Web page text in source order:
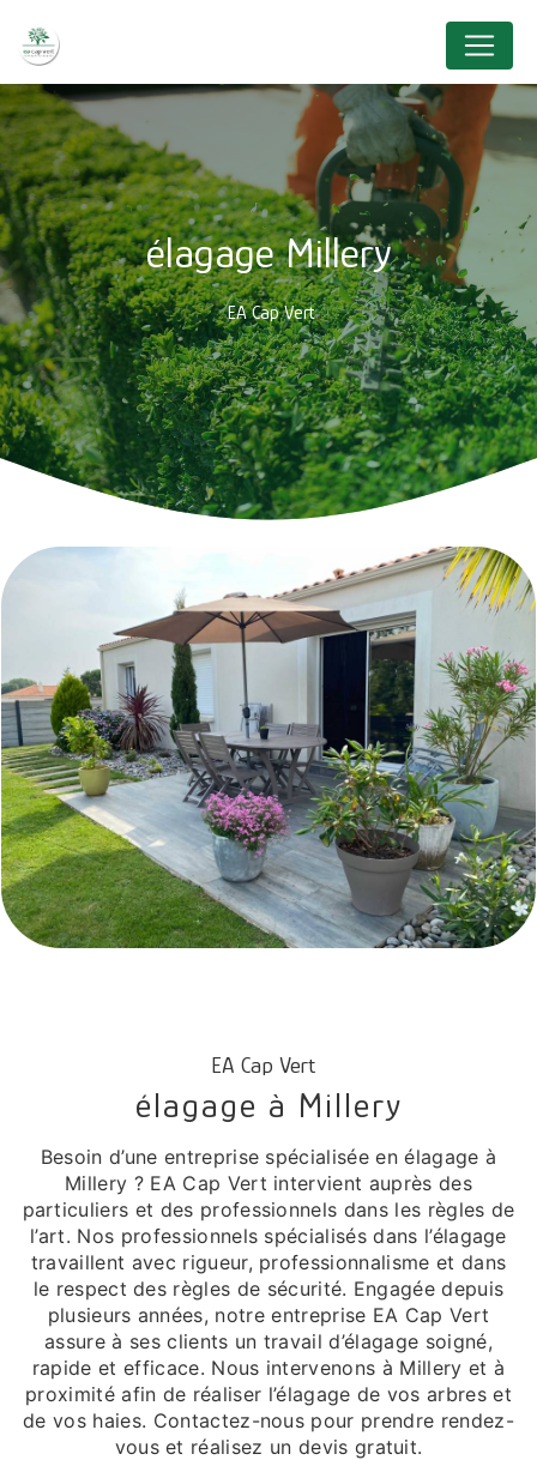
élagage Millery
EA Cap Vert
EA Cap Vert
élagage à Millery
Besoin d’une entreprise spécialisée en élagage à
Millery ? EA Cap Vert intervient auprès des
particuliers et des professionnels dans les règles de
l’art. Nos professionnels spécialisés dans l’élagage
travaillent avec rigueur, professionnalisme et dans
le respect des règles de sécurité. Engagée depuis
plusieurs années, notre entreprise EA Cap Vert
assure à ses clients un travail d’élagage soigné,
rapide et efficace. Nous intervenons à Millery et à
proximité afin de réaliser l’élagage de vos arbres et
de vos haies. Contactez-nous pour prendre rendez-
vous et réalisez un devis gratuit.